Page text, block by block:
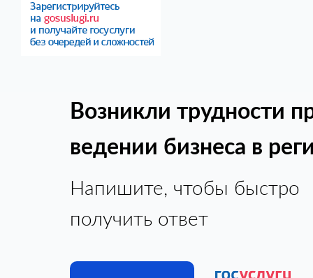
Возникли трудности
ведении бизнеса в
Напишите, чтобы быстро
получить ответ